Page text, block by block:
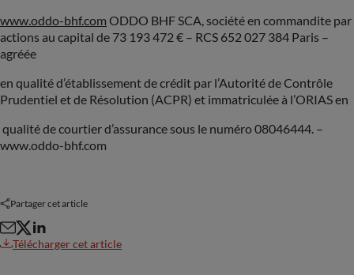
www.oddo-bhf.com ODDO BHF SCA, société en commandite par
actions au capital de 73 193 472 € – RCS 652 027 384 Paris –
agréée
en qualité d’établissement de crédit par l’Autorité de Contrôle
Prudentiel et de Résolution (ACPR) et immatriculée à l’ORIAS en
qualité de courtier d’assurance sous le numéro 08046444. –
www.oddo-bhf.com
Partager cet article
Télécharger cet article